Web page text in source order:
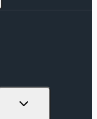
Untermenü